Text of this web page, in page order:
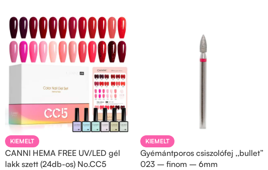
KIEMELT
CANNI HEMA FREE UV/LED gél
lakk szett (24db-os) No.CC5
KIEMELT
Gyémántporos csiszolófej ,,bullet”
023 – finom – 6mm